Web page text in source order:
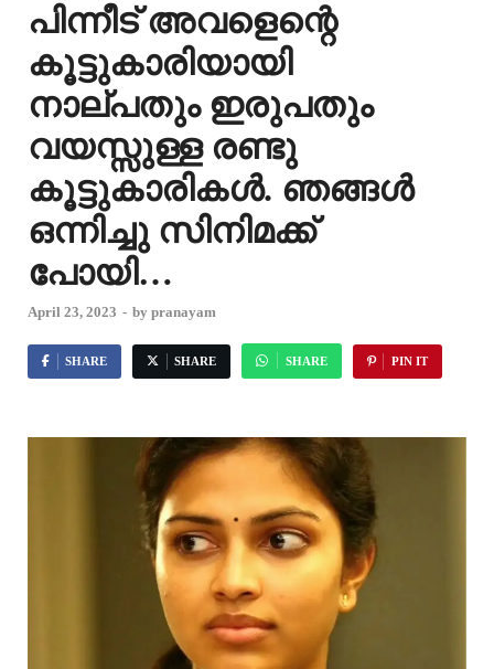
പിന്നീട് അവളെന്റെ
കൂട്ടുകാരിയായി
നാല്പതും ഇരുപതും
വയസ്സുള്ള രണ്ടു
കൂട്ടുകാരികൾ. ഞങ്ങൾ
ഒന്നിച്ചു സിനിമക്ക്
പോയി…
April 23, 2023 - by pranayam
SHARE SHARE SHARE PIN IT